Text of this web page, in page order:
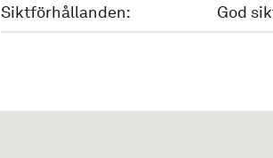
Siktförhållanden: God